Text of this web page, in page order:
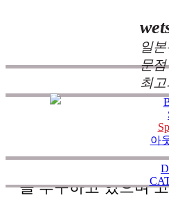
일
문점
최
아
는
즐거움을 대화하는
을 추구하고 있으며